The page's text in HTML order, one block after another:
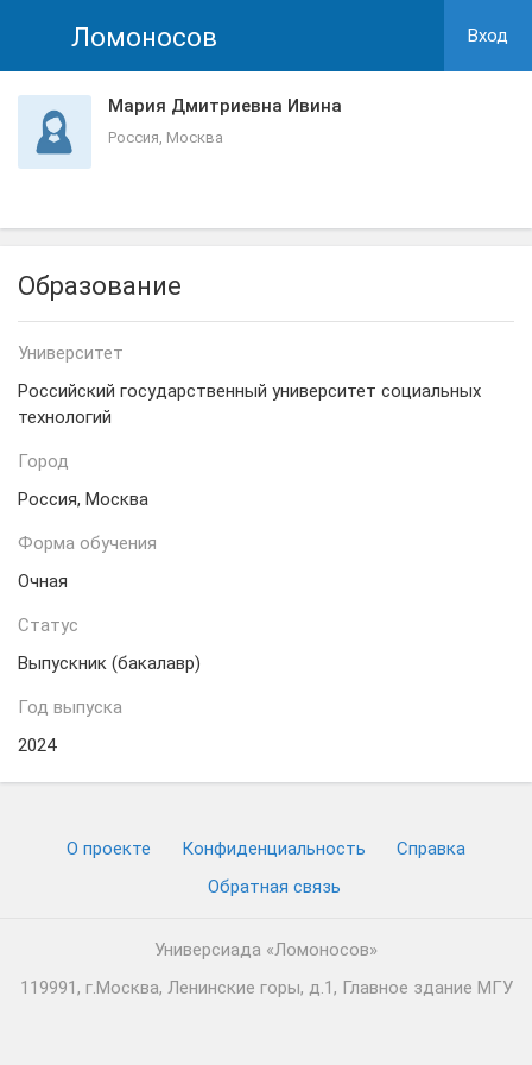
Ломоносов Вход
Мария Дмитриевна Ивина
Россия, Москва
Образование
Университет
Российский государственный университет социальных
технологий
Город
Россия, Москва
Форма обучения
Очная
Статус
Выпускник (бакалавр)
Год выпуска
2024
О проекте Конфиденциальность
Cправка
Обратная связь
Универсиада «Ломоносов»
119991, г.Москва, Ленинские горы, д.1, Главное здание МГУ